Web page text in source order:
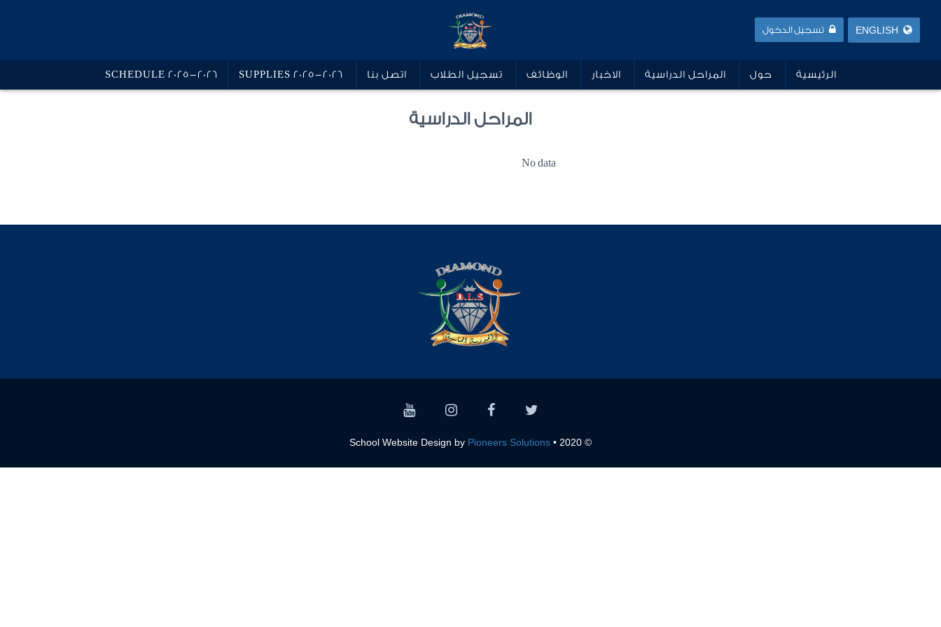
ENGLISH تسجيل الدخول
الرئيسية حول المراحل الدراسية الاخبار الوظائف تسجيل الطلاب اتصل بنا SUPPLIES 2025-2026
SCHEDULE 2025-2026
المراحل الدراسية
No data
© 2020 • School Website Design by
Pioneers Solutions